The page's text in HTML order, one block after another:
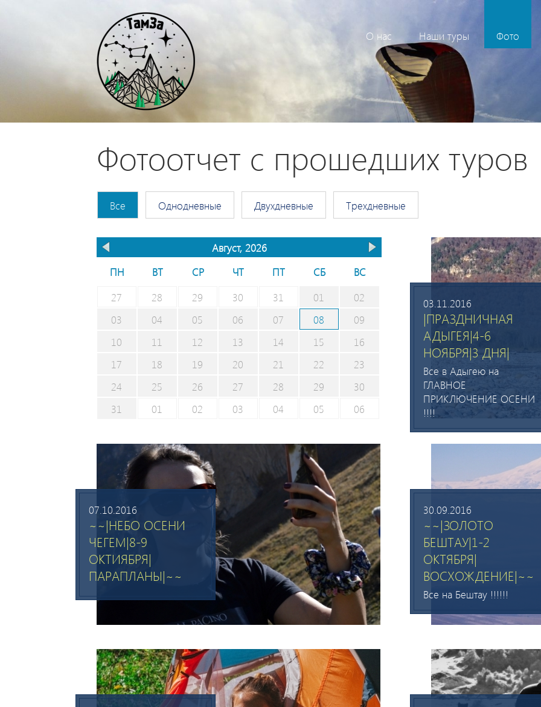
О нас Наши туры Фото
Фотоотчет с прошедших туров
Все Однодневные Двухдневные Трехдневные
Август, 2026
ПН
ВТ СР ЧТ ПТ СБ
ВС
27
28 29 30 31 01
02
03
04 05 06 07 08
09
10
11 12 13 14 15
16
17
18 19 20 21 22
23
24
25 26 27 28 29
30
31
01 02 03 04 05 06
03.11.2016
|ПРАЗДНИЧНАЯ
АДЫГЕЯ|4-6
НОЯБРЯ|3 ДНЯ|
Все в Адыгею на
ГЛАВНОЕ
ПРИКЛЮЧЕНИЕ ОСЕНИ
!!!!
07.10.2016
~~|НЕБО ОСЕНИ
ЧЕГЕМ|8-9
ОКТИЯБРЯ|
ПАРАПЛАНЫ|~~
30.09.2016
~~|ЗОЛОТО
БЕШТАУ|1-2
ОКТЯБРЯ|
ВОСХОЖДЕНИЕ|~~
Все на Бештау !!!!!!